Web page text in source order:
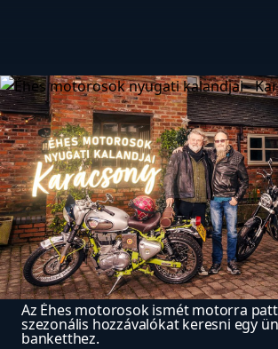
Az Éhes motorosok ismét motorra
szezonális hozzávalókat keresni egy
banketthez.